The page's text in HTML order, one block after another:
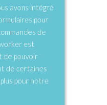
avons intégré
pour
de
est
de pouvoir
de certaines
pour notre